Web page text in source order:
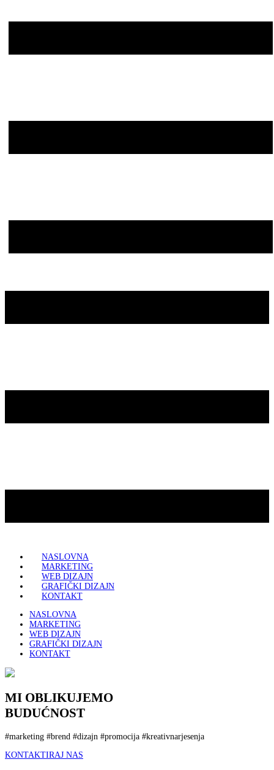
NASLOVNA
MARKETING
WEB DIZAJN
GRAFIČKI DIZAJN
KONTAKT
NASLOVNA
MARKETING
WEB DIZAJN
GRAFIČKI DIZAJN
KONTAKT
MI OBLIKUJEMO
BUDUĆNOST
#marketing #brend #dizajn #promocija #kreativnarjesenja
KONTAKTIRAJ NAS